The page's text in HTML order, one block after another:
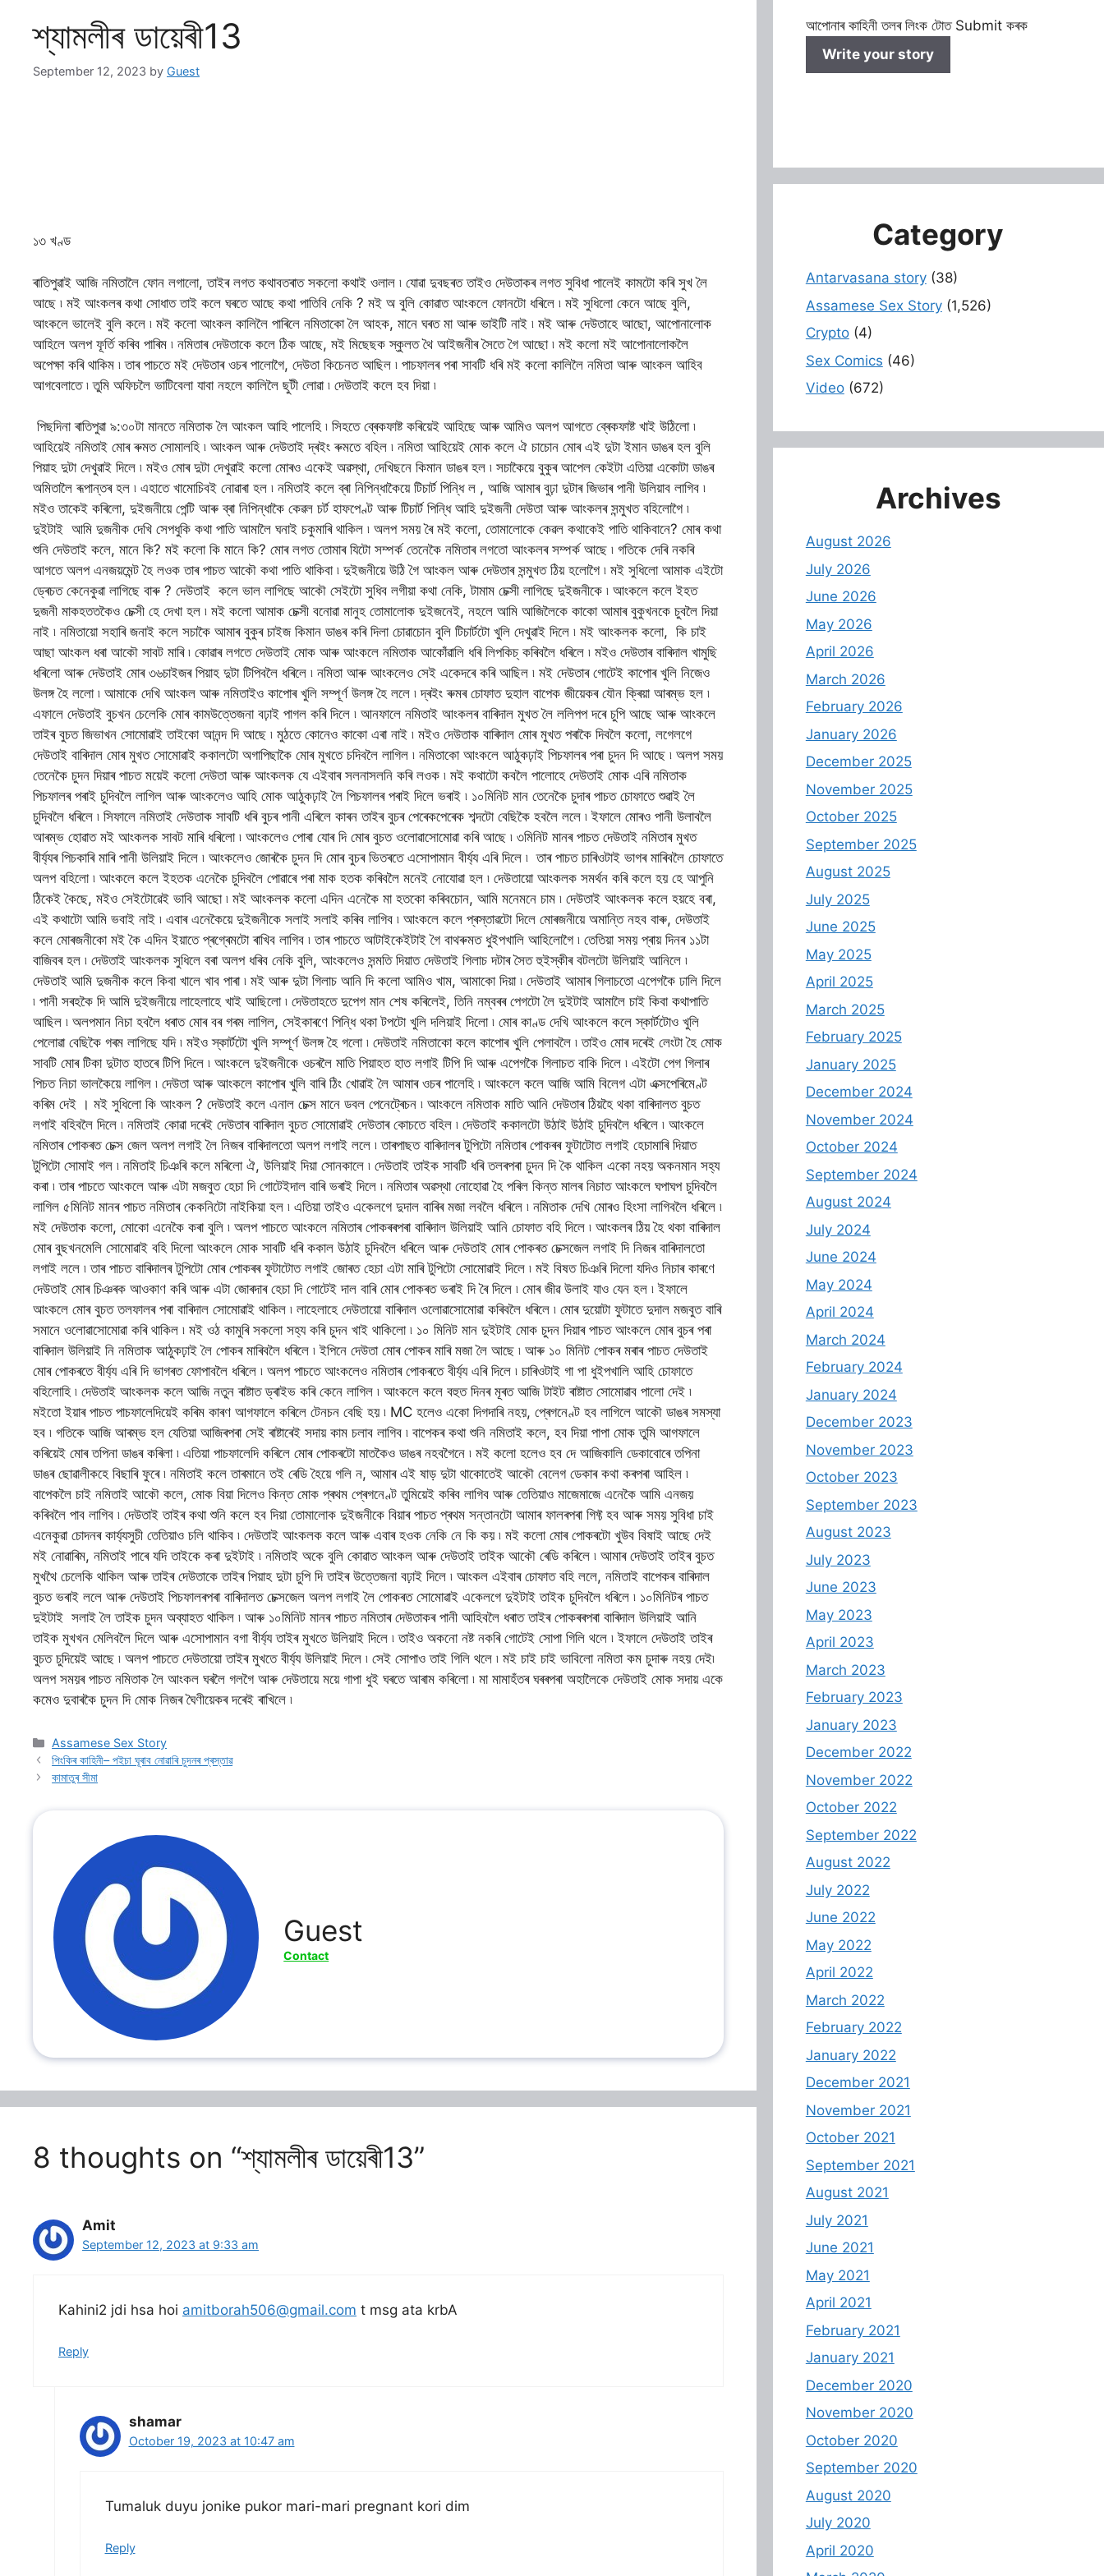
শ্যামলীৰ ডায়েৰী13
September 12, 2023 by Guest
১৩ খণ্ড
ৰাতিপুৱাই আজি নমিতালৈ ফোন লগালো, তাইৰ লগত কথাবতৰাত সকলো কথাই ওলাল ৷ যোৱা দুবছৰত তাইও দেউতাকৰ লগত সুবিধা পালেই কামটো কৰি সুখ লৈ
আছে ৷ মই আংকলৰ কথা সোধাত তাই কলে ঘৰতে আছে কথা পাতিবি নেকি ? মই অ বুলি কোৱাত আংকলে ফোনটো ধৰিলে ৷ মই সুধিলো কেনে আছে বুলি,
আংকলে ভালেই বুলি কলে ৷ মই কলো আংকল কালিলৈ পাৰিলে নমিতাকো লৈ আহক, মানে ঘৰত মা আৰু ভাইটি নাই ৷ মই আৰু দেউতাহে আছো, আপোনালোক
আহিলে অলপ ফূৰ্তি কৰিব পাৰিম ৷ নমিতাৰ দেউতাকে কলে ঠিক আছে, মই মিছেছক স্কুলত থৈ আইজনীৰ সৈতে গৈ আছো ৷ মই কলো মই আপোনালোকলৈ
অপেক্ষা কৰি থাকিম ৷ তাৰ পাচতে মই দেউতাৰ ওচৰ পালোগৈ, দেউতা কিচেনত আছিল ৷ পাচফালৰ পৰা সাবটি ধৰি মই কলো কালিলৈ নমিতা আৰু আংকল আহিব
আগবেলাতে ৷ তুমি অফিচলৈ ভাটিবেলা যাবা নহলে কালিলৈ ছুটী লোৱা ৷ দেউতাই কলে হব দিয়া ৷
পিছদিনা ৰাতিপুৱা ৯:৩০টা মানতে নমিতাক লৈ আংকল আহি পালেহি ৷ সিহতে ব্ৰেকফাষ্ট কৰিয়েই আহিছে আৰু আমিও অলপ আগতে ব্ৰেকফাষ্ট খাই উঠিলো ৷
আহিয়েই নমিতাই মোৰ ৰুমত সোমালহি ৷ আংকল আৰু দেউতাই দ্ৰইং ৰুমতে বহিল ৷ নমিতা আহিয়েই মোক কলে ঐ চাচোন মোৰ এই দুটা ইমান ডাঙৰ হল বুলি
পিয়াহ দুটা দেখুৱাই দিলে ৷ মইও মোৰ দুটা দেখুৱাই কলো মোৰও একেই অৱস্থা, দেখিছনে কিমান ডাঙৰ হল ৷ সচাকৈয়ে বুকুৰ আপেল কেইটা এতিয়া একোটা ডাঙৰ
অমিতালৈ ৰূপান্তৰ হল ৷ এহাতে খামোচিবই নোৱাৰা হল ৷ নমিতাই কলে ব্ৰা নিপিন্ধাকৈয়ে টিচাৰ্ট পিন্ধি ল , আজি আমাৰ বুঢ়া দুটাৰ জিভাৰ পানী উলিয়াব লাগিব ৷
মইও তাকেই কৰিলো, দুইজনীয়ে পেন্টি আৰু ব্ৰা নিপিন্ধাকৈ কেৱল চৰ্ট হাফপেণ্ট আৰু টিচাৰ্ট পিন্ধি আহি দুইজনী দেউতা আৰু আংকলৰ সন্মুখত বহিলোগৈ ৷
দুইটাই আমি দুজনীক দেখি সেপধুকি কথা পাতি আমালৈ ঘনাই চকুমাৰি থাকিল ৷ অলপ সময় ৰৈ মই কলো, তোমালোকে কেৱল কথাকেই পাতি থাকিবানে? মোৰ কথা
শুনি দেউতাই কলে, মানে কি? মই কলো কি মানে কি? মোৰ লগত তোমাৰ যিটো সম্পৰ্ক তেনেকৈ নমিতাৰ লগতো আংকলৰ সম্পৰ্ক আছে ৷ গতিকে দেৰি নকৰি
আগতে অলপ এনজয়মেন্ট হৈ লওক তাৰ পাচত আকৌ কথা পাতি থাকিবা ৷ দুইজনীয়ে উঠি গৈ আংকল আৰু দেউতাৰ সন্মুখত ঠিয় হলোগৈ ৷ মই সুধিলো আমাক এইটো
ড্ৰেচত কেনেকুৱা লাগিছে বাৰু ? দেউতাই কলে ভাল লাগিছে আকৌ সেইটো সুধিব লগীয়া কথা নেকি, টামাম চেক্সী লাগিছে দুইজনীকে ৷ আংকলে কলে ইহত
দুজনী মাকহততকৈও চেক্সী হে দেখা হল ৷ মই কলো আমাক চেক্সী বনোৱা মানুহ তোমালোক দুইজনেই, নহলে আমি আজিলৈকে কাকো আমাৰ বুকুখনকে চুবলৈ দিয়া
নাই ৷ নমিতায়ো সহাৰি জনাই কলে সচাকৈ আমাৰ বুকুৰ চাইজ কিমান ডাঙৰ কৰি দিলা চোৱাচোন বুলি টিচাৰ্টটো খুলি দেখুৱাই দিলে ৷ মই আংকলক কলো, কি চাই
আছা আংকল ধৰা আকৌ সাবট মাৰি ৷ কোৱাৰ লগতে দেউতাই মোক আৰু আংকলে নমিতাক আকোঁৱালি ধৰি লিপকিচ্ কৰিবলৈ ধৰিলে ৷ মইও দেউতাৰ বাৰিদাল খামুছি
ধৰিলো আৰু দেউতাই মোৰ ৩৬চাইজৰ পিয়াহ দুটা টিপিবলৈ ধৰিলে ৷ নমিতা আৰু আংকলেও সেই একেদৰে কৰি আছিল ৷ মই দেউতাৰ গোটেই কাপোৰ খুলি নিজেও
উলঙ্গ হৈ ললো ৷ আমাকে দেখি আংকল আৰু নমিতাইও কাপোৰ খুলি সম্পূৰ্ণ উলঙ্গ হৈ ললে ৷ দ্ৰইং ৰুমৰ চোফাত দুহাল বাপেক জীয়েকৰ যৌন ক্ৰিয়া আৰম্ভ হল ৷
এফালে দেউতাই বুচখন চেলেকি মোৰ কামউত্তেজনা বঢ়াই পাগল কৰি দিলে ৷ আনফালে নমিতাই আংকলৰ বাৰিদাল মুখত লৈ ললিপপ দৰে চুপি আছে আৰু আংকলে
তাইৰ বুচত জিভাখন সোমোৱাই তাইকো আনন্দ দি আছে ৷ মুঠতে কোনেও কাকো এৰা নাই ৷ মইও দেউতাক বাৰিদাল মোৰ মুখত পৰাকৈ দিবলৈ কলো, লগেলগে
দেউতাই বাৰিদাল মোৰ মুখত সোমোৱাই ককালটো অগাপিছাকৈ মোৰ মুখতে চদিবলৈ লাগিল ৷ নমিতাকো আংকলে আঠুকঢ়াই পিচফালৰ পৰা চুদন দি আছে ৷ অলপ সময়
তেনেকৈ চুদন দিয়াৰ পাচত ময়েই কলো দেউতা আৰু আংকলক যে এইবাৰ সলনাসলনি কৰি লওক ৷ মই কথাটো কবলৈ পালোহে দেউতাই মোক এৰি নমিতাক
পিচফালৰ পৰাই চুদিবলৈ লাগিল আৰু আংকলেও আহি মোক আঠুকঢ়াই লৈ পিচফালৰ পৰাই দিলে ভৰাই ৷ ১০মিনিট মান তেনেকৈ চুদাৰ পাচত চোফাতে শুৱাই লৈ
চুদিবলৈ ধৰিলে ৷ সিফালে নমিতাই দেউতাক সাবটি ধৰি বুচৰ পানী এৰিলে কাৰন তাইৰ বুচৰ পেৰেকপেৰেক শব্দটো বেছিকৈ হবলৈ ললে ৷ ইফালে মোৰও পানী উলাবলৈ
আৰম্ভ হোৱাত মই আংকলক সাবট মাৰি ধৰিলো ৷ আংকলেও পোৰা যোৰ দি মোৰ বুচত ওলোৱাসোমোৱা কৰি আছে ৷ ৩মিনিট মানৰ পাচত দেউতাই নমিতাৰ মুখত
বীৰ্য্যৰ পিচকাৰি মাৰি পানী উলিয়াই দিলে ৷ আংকলেও জোৰকৈ চুদন দি মোৰ বুচৰ ভিতৰতে এসোপামান বীৰ্য্য এৰি দিলে ৷ তাৰ পাচত চাৰিওটাই ভাগৰ মাৰিবলৈ চোফাতে
অলপ বহিলো ৷ আংকলে কলে ইহতক এনেকৈ চুদিবলৈ পোৱাৰে পৰা মাক হতক কৰিবলৈ মনেই নোযোৱা হল ৷ দেউতায়ো আংকলক সমৰ্থন কৰি কলে হয় হে আপুনি
ঠিকেই কৈছে, মইও সেইটোৱেই ভাবি আছো ৷ মই আংকলক কলো এদিন এনেকৈ মা হতকো কৰিবচোন, আমি মনেমনে চাম ৷ দেউতাই আংকলক কলে হয়হে বৰা,
এই কথাটো আমি ভবাই নাই ৷ এবাৰ এনেকৈয়ে দুইজনীকে সলাই সলাই কৰিব লাগিব ৷ আংকলে কলে প্ৰস্তাৱটো দিলে মোৰজনীয়ে অমান্তি নহব বাৰু, দেউতাই
কলে মোৰজনীকো মই কৈ এদিন ইয়াতে প্ৰগ্ৰেমটো ৰাখিব লাগিব ৷ তাৰ পাচতে আটাইকেইটাই গৈ বাথৰুমত ধুইপখালি আহিলোগৈ ৷ তেতিয়া সময় প্ৰায় দিনৰ ১১টা
বাজিবৰ হল ৷ দেউতাই আংকলক সুধিলে বৰা অলপ ধৰিব নেকি বুলি, আংকলেও সন্মতি দিয়াত দেউতাই গিলাচ দটাৰ সৈত হুইস্কীৰ বটলটো উলিয়াই আনিলে ৷
দেউতাই আমি দুজনীক কলে কিবা খালে খাব পাৰা ৷ মই আৰু দুটা গিলাচ আনি দি কলো আমিও খাম, আমাকো দিয়া ৷ দেউতাই আমাৰ গিলাচতো এপেগকৈ ঢালি দিলে
৷ পানী সৰহকৈ দি আমি দুইজনীয়ে লাহেলাহে খাই আছিলো ৷ দেউতাহতে দুপেগ মান শেষ কৰিলেই, তিনি নম্বৰৰ পেগটো লৈ দুইটাই আমালৈ চাই কিবা কথাপাতি
আছিল ৷ অলপমান নিচা হবলৈ ধৰাত মোৰ বৰ গৰম লাগিল, সেইকাৰণে পিন্ধি থকা টপটো খুলি দলিয়াই দিলো ৷ মোৰ কাণ্ড দেখি আংকলে কলে স্কাৰ্টটোও খুলি
পেলোৱা বেছিকৈ গৰম লাগিছে যদি ৷ মইও স্কাৰ্টটো খুলি সম্পূৰ্ণ উলঙ্গ হৈ গলো ৷ দেউতাই নমিতাকো কলে কাপোৰ খুলি পেলাবলৈ ৷ তাইও মোৰ দৰেই লেংটা হৈ মোক
সাবটি মোৰ টিকা দুটাত হাতৰে টিপি দিলে ৷ আংকলে দুইজনীকে ওচৰলৈ মাতি পিয়াহত হাত লগাই টিপি দি আৰু এপেগকৈ গিলাচত বাকি দিলে ৷ এইটো পেগ গিলাৰ
পিচত নিচা ভালকৈয়ে লাগিল ৷ দেউতা আৰু আংকলে কাপোৰ খুলি বাৰি ঠিং খোৱাই লৈ আমাৰ ওচৰ পালেহি ৷ আংকলে কলে আজি আমি বিলেগ এটা এক্সপেৰিমেণ্ট
কৰিম দেই । মই সুধিলো কি আংকল ? দেউতাই কলে এনাল চেক্স মানে ডবল পেনেট্ৰেচন ৷ আংকলে নমিতাক মাতি আনি দেউতাৰ ঠিয়হৈ থকা বাৰিদালত বুচত
লগাই বহিবলৈ দিলে ৷ নমিতাই কোৱা দৰেই দেউতাৰ বাৰিদাল বুচত সোমোৱাই দেউতাৰ কোচতে বহিল ৷ দেউতাই ককালটো উঠাই উঠাই চুদিবলৈ ধৰিলে ৷ আংকলে
নমিতাৰ পোকৰত চেক্স জেল অলপ লগাই লৈ নিজৰ বাৰিদালতো অলপ লগাই ললে ৷ তাৰপাছত বাৰিদালৰ টুপিটো নমিতাৰ পোকৰৰ ফুটাটোত লগাই হেচামাৰি দিয়াত
টুপিটো সোমাই গল ৷ নমিতাই চিঞৰি কলে মৰিলো ঐ, উলিয়াই দিয়া সোনকালে ৷ দেউতাই তাইক সাবটি ধৰি তলৰপৰা চুদন দি কৈ থাকিল একো নহয় অকনমান সহ্য
কৰা ৷ তাৰ পাচতে আংকলে আৰু এটা মজবুত হেচা দি গোটেইদাল বাৰি ভৰাই দিলে ৷ নমিতাৰ অৱস্থা নোহোৱা হৈ পৰিল কিন্ত মালৰ নিচাত আংকলে ঘপাঘপ চুদিবলৈ
লাগিল ৫মিনিট মানৰ পাচত নমিতাৰ কেকনিটো নাইকিয়া হল ৷ এতিয়া তাইও একেলগে দুদাল বাৰিৰ মজা লবলৈ ধৰিলে ৷ নমিতাক দেখি মোৰও হিংসা লাগিবলৈ ধৰিলে ৷
মই দেউতাক কলো, মোকো এনেকৈ কৰা বুলি ৷ অলপ পাচতে আংকলে নমিতাৰ পোকৰৰপৰা বাৰিদাল উলিয়াই আনি চোফাত বহি দিলে ৷ আংকলৰ ঠিয় হৈ থকা বাৰিদাল
মোৰ বুছখনমেলি সোমোৱাই বহি দিলো আংকলে মোক সাবটি ধৰি ককাল উঠাই চুদিবলৈ ধৰিলে আৰু দেউতাই মোৰ পোকৰত চেক্সজেল লগাই দি নিজৰ বাৰিদালতো
লগাই ললে ৷ তাৰ পাচত বাৰিদালৰ টুপিটো মোৰ পোকৰৰ ফুটাটোত লগাই জোৰত হেচা এটা মাৰি টুপিটো সোমোৱাই দিলে ৷ মই বিষত চিঞৰি দিলো যদিও নিচাৰ কাৰণে
দেউতাই মোৰ চিঞৰক আওকাণ কৰি আৰু এটা জোৰদাৰ হেচা দি গোটেই দাল বাৰি মোৰ পোকৰত ভৰাই দি ৰৈ দিলে ৷ মোৰ জীৱ উলাই যাও যেন হল ৷ ইফালে
আংকলে মোৰ বুচত তলফালৰ পৰা বাৰিদাল সোমোৱাই থাকিল ৷ লাহেলাহে দেউতায়ো বাৰিদাল ওলোৱাসোমোৱা কৰিবলৈ ধৰিলে ৷ মোৰ দুয়োটা ফুটাতে দুদাল মজবুত বাৰি
সমানে ওলোৱাসোমোৱা কৰি থাকিল ৷ মই ওঠ কামুৰি সকলো সহ্য কৰি চুদন খাই থাকিলো ৷ ১০ মিনিট মান দুইটাই মোক চুদন দিয়াৰ পাচত আংকলে মোৰ বুচৰ পৰা
বাৰিদাল উলিয়াই নি নমিতাক আঠুকঢ়াই লৈ পোকৰ মাৰিবলৈ ধৰিলে ৷ ইপিনে দেউতা মোৰ পোকৰ মাৰি মজা লৈ আছে ৷ আৰু ১০ মিনিট পোকৰ মৰাৰ পাচত দেউতাই
মোৰ পোকৰতে বীৰ্য্য এৰি দি ভাগৰত ফোপাবলৈ ধৰিলে ৷ অলপ পাচতে আংকলেও নমিতাৰ পোকৰতে বীৰ্য্য এৰি দিলে ৷ চাৰিওটাই গা পা ধুইপখালি আহি চোফাতে
বহিলোহি ৷ দেউতাই আংকলক কলে আজি নতুন ৰাষ্টাত ড্ৰাইভ কৰি কেনে লাগিল ৷ আংকলে কলে বহুত দিনৰ মূৰত আজি টাইট ৰাষ্টাত সোমোৱাব পালো দেই ৷
মইতো ইয়াৰ পাচত পাচফালেদিয়েই কৰিম কাৰণ আগফালে কৰিলে টেনচন বেছি হয় ৷ MC হলেও একো দিগদাৰি নহয়, প্ৰেগনেণ্ট হব লাগিলে আকৌ ডাঙৰ সমস্যা
হব ৷ গতিকে আজি আৰম্ভ হল যেতিয়া আজিৰপৰা সেই ৰাষ্টাৰেই সদায় কাম চলাব লাগিব ৷ বাপেকৰ কথা শুনি নমিতাই কলে, হব দিয়া পাপা মোক তুমি আগফালে
কৰিয়েই মোৰ তপিনা ডাঙৰ কৰিলা ৷ এতিয়া পাচফালেদি কৰিলে মোৰ পোকৰটো মাতকৈও ডাঙৰ নহবগৈনে ৷ মই কলো হলেও হব দে আজিকালি ডেকাবোৰে তপিনা
ডাঙৰ ছোৱালীকহে বিছাৰি ফুৰে ৷ নমিতাই কলে তাৰমানে তই ৰেডি হৈয়ে গলি ন, আমাৰ এই ষাড় দুটা থাকোতেই আকৌ বেলেগ ডেকাৰ কথা কৰপৰা আহিল ৷
বাপেকলৈ চাই নমিতাই আকৌ কলে, মোক বিয়া দিলেও কিন্ত মোক প্ৰথম প্ৰেগনেণ্ট তুমিয়েই কৰিব লাগিব আৰু তেতিয়াও মাজেমাজে এনেকৈ আমি এনজয়
কৰিবলৈ পাব লাগিব ৷ দেউতাই তাইৰ কথা শুনি কলে হব দিয়া তোমালোক দুইজনীকে বিয়াৰ পাচত প্ৰথম সন্তানটো আমাৰ ফালৰপৰা গিফ্ট হব আৰু সময় সুবিধা চাই
এনেকুৱা চোদনৰ কাৰ্য্যসুচী তেতিয়াও চলি থাকিব ৷ দেউতাই আংকলক কলে আৰু এবাৰ হওক নেকি নে কি কয় ৷ মই কলো মোৰ পোকৰটো খুউব বিষাই আছে দেই
মই নোৱাৰিম, নমিতাই পাৰে যদি তাইকে কৰা দুইটাই ৷ নমিতাই অকে বুলি কোৱাত আংকল আৰু দেউতাই তাইক আকৌ ৰেডি কৰিলে ৷ আমাৰ দেউতাই তাইৰ বুচত
মুখথৈ চেলেকি থাকিল আৰু তাইৰ দেউতাকে তাইৰ পিয়াহ দুটা চুপি দি তাইৰ উত্তেজনা বঢ়াই দিলে ৷ আংকল এইবাৰ চোফাত বহি ললে, নমিতাই বাপেকৰ বাৰিদাল
বুচত ভৰাই ললে আৰু দেউতাই পিচফালৰপৰা বাৰিদালত চেক্সজেল অলপ লগাই লৈ পোকৰত সোমোৱাই একেলগে দুইটাই তাইক চুদিবলৈ ধৰিলে ৷ ১০মিনিটৰ পাচত
দুইটাই সলাই লৈ তাইক চুদন অব্যাহত থাকিল ৷ আৰু ১০মিনিট মানৰ পাচত নমিতাৰ দেউতাকৰ পানী আহিবলৈ ধৰাত তাইৰ পোকৰৰপৰা বাৰিদাল উলিয়াই আনি
তাইক মুখখন মেলিবলৈ দিলে আৰু এসোপামান বগা বীৰ্য্য তাইৰ মুখতে উলিয়াই দিলে ৷ তাইও অকনো নষ্ট নকৰি গোটেই সোপা গিলি থলে ৷ ইফালে দেউতাই তাইৰ
বুচত চুদিয়েই আছে ৷ অলপ পাচতে দেউতায়ো তাইৰ মুখতে বীৰ্য্য উলিয়াই দিলে ৷ সেই সোপাও তাই গিলি থলে ৷ মই চাই চাই ভাবিলো নমিতা কম চুদাৰু নহয় দেই৷
অলপ সময়ৰ পাচত নমিতাক লৈ আংকল ঘৰলৈ গলগৈ আৰু দেউতায়ে ময়ে গাপা ধুই ঘৰতে আৰাম কৰিলো ৷ মা মামাহঁতৰ ঘৰৰপৰা অহালৈকে দেউতাই মোক সদায় একে
কমেও দুবাৰকৈ চুদন দি মোক নিজৰ ঘৈণীয়েকৰ দৰেই ৰাখিলে ৷
Categories
Assamese Sex Story
পিংকিৰ কাহিনী– পইচা ঘূৰাব নোৱাৰি চুদনৰ প্ৰস্তাৱ
কামাতুৰ সীমা
Guest
Contact
8 thoughts on “শ্যামলীৰ ডায়েৰী13”
Amit
September 12, 2023 at 9:33 am
Kahini2 jdi hsa hoi amitborah506@gmail.com t msg ata krbA
Reply
shamar
October 19, 2023 at 10:47 am
Tumaluk duyu jonike pukor mari-mari pregnant kori dim
Reply
আপোনাৰ কাহিনী তলৰ লিংক টোত Submit কৰক
Write your story
Category
Antarvasana story(38)
Assamese Sex Story(1,526)
Crypto(4)
Sex Comics (46)
Video(672)
Archives
August 2026
July 2026
June 2026
May 2026
April 2026
March 2026
February 2026
January 2026
December 2025
November 2025
October 2025
September 2025
August 2025
July 2025
June 2025
May 2025
April 2025
March 2025
February 2025
January 2025
December 2024
November 2024
October 2024
September 2024
August 2024
July 2024
June 2024
May 2024
April 2024
March 2024
February 2024
January 2024
December 2023
November 2023
October 2023
September 2023
August 2023
July 2023
June 2023
May 2023
April 2023
March 2023
February 2023
January 2023
December 2022
November 2022
October 2022
September 2022
August 2022
July 2022
June 2022
May 2022
April 2022
March 2022
February 2022
January 2022
December 2021
November 2021
October 2021
September 2021
August 2021
July 2021
June 2021
May 2021
April 2021
February 2021
January 2021
December 2020
November 2020
October 2020
September 2020
August 2020
July 2020
April 2020